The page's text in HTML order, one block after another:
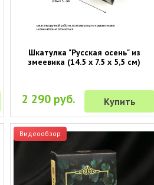
Шкатулка "Русская осень" из
змеевика (14.5 х 7.5 х 5,5 см)
2 290 руб. Купить
Видеообзор